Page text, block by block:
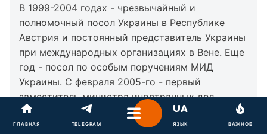
В 1999-2004 годах - чрезвычайный и
полномочный посол Украины в Республике
Австрия и постоянный представитель Украины
при международных организациях в Вене. Еще
год - посол по особым поручениям МИД
Украины. С февраля 2005-го - первый
заместитель министра иностранных дел
Бориса Тарасюка.
ГЛАВНАЯ TELEGRAM ЯЗЫК ВАЖНОЕ